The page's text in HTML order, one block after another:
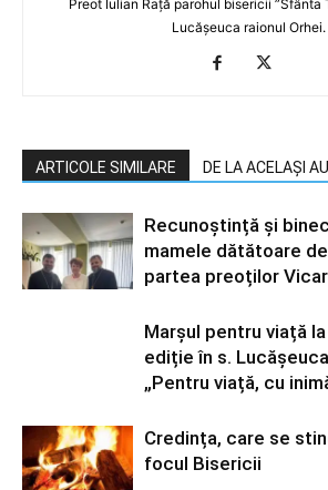
Preot Iulian Rață parohul bisericii ”Sfânta
Lucășeuca raionul Orhei.
ARTICOLE SIMILARE DE LA ACELAȘI
Recunoștință și
mamele dătătoare
partea preoților
Marșul pentru viață
ediție în s.
„Pentru viață, cu
Credința, care se
focul Bisericii